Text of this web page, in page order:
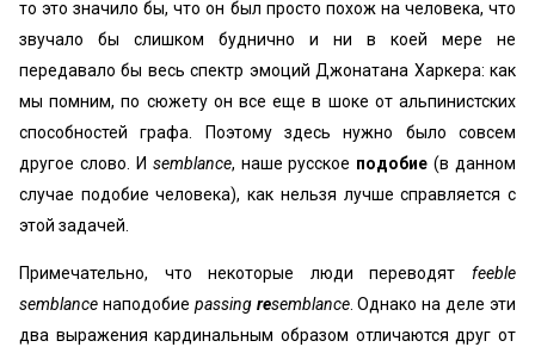
то это значило бы, что он был просто похож на человека, что
звучало бы слишком буднично и ни в коей мере не
передавало бы весь спектр эмоций Джонатана Харкера: как
мы помним, по сюжету он все еще в шоке от альпинистских
способностей графа. Поэтому здесь нужно было совсем
другое слово. И semblance, наше русское подобие(в данном
случае подобие человека), как нельзя лучше справляется с
этой задачей.
Примечательно, что некоторые люди переводят feeble
semblance наподобие passing resemblance. Однако на деле эти
два выражения кардинальным образом отличаются друг от